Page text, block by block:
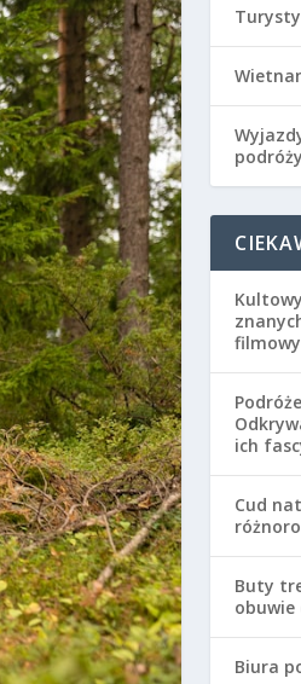
podróży
ich
Cud
Buty
obuwie
Biura